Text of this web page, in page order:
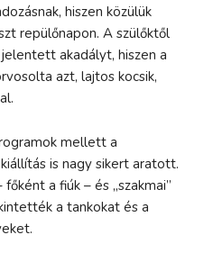
hiszen közülük
repülőnapon. A szülőktől
akadályt, hiszen a
azt, lajtos kocsik,
mellett a
is nagy sikert aratott.
a fiúk – és „szakmai”
a tankokat és a